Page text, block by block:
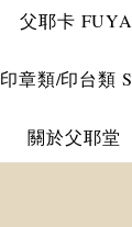
父耶卡
印章類/印台類
關於父耶堂